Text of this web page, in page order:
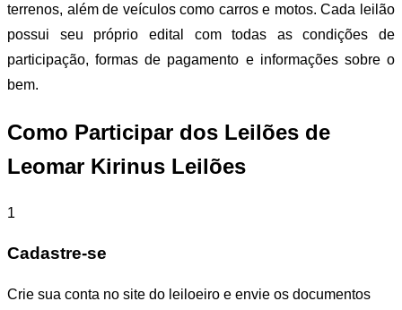
terrenos, além de veículos como carros e motos. Cada leilão
possui seu próprio edital com todas as condições de
participação, formas de pagamento e informações sobre o
bem.
Como Participar dos Leilões de
Leomar Kirinus Leilões
1
Cadastre-se
Crie sua conta no site do leiloeiro e envie os documentos